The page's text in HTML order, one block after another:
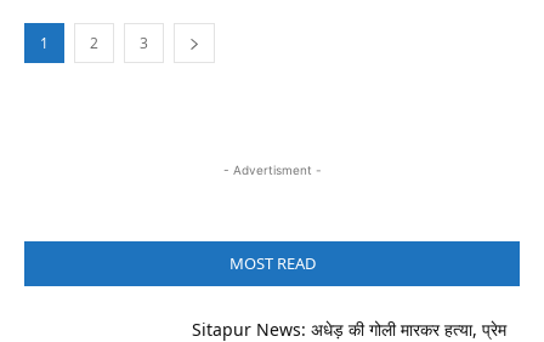
1 2 3
- Advertisment -
MOST READ
Sitapur News: अधेड़ की गोली मारकर हत्या, प्रेम